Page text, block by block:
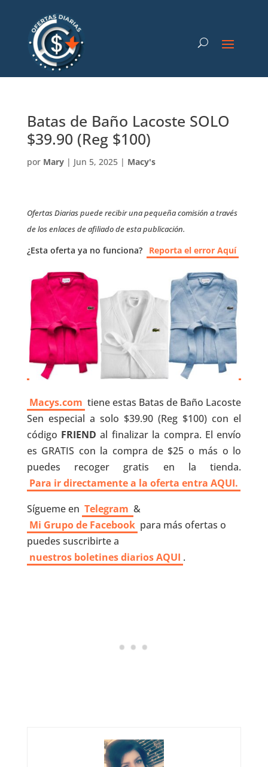
Batas de Baño Lacoste SOLO
$39.90 (Reg $100)
por Mary| Jun 5, 2025| Macy's
Ofertas Diarias puede recibir una pequeña comisión a través
de los enlaces de afiliado de esta publicación.
¿Esta oferta ya no funciona? Reporta el error Aquí
Macys.com tiene estas Batas de Baño Lacoste
Sen especial a solo $39.90 (Reg $100) con el
código FRIEND al finalizar la compra. El envío
es GRATIS con la compra de $25 o más o lo
puedes recoger gratis en la tienda.
Para ir directamente a la oferta entra AQUI.
Sígueme en Telegram &
Mi Grupo de Facebook para más ofertas o
puedes suscribirte a
nuestros boletines diarios AQUI .